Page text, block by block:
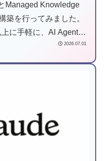
Managed Knowledge
築を行ってみました。
に手軽に、AI Agentを
とを伝えていきます。
2026.07.01